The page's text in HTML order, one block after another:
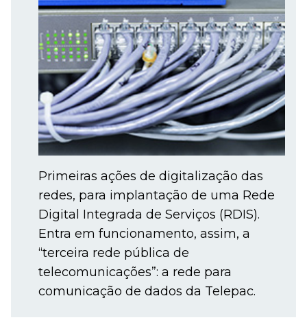
Primeiras ações de digitalização das
redes, para implantação de uma Rede
Digital Integrada de Serviços (RDIS).
Entra em funcionamento, assim, a
“terceira rede pública de
telecomunicações”: a rede para
comunicação de dados da Telepac.